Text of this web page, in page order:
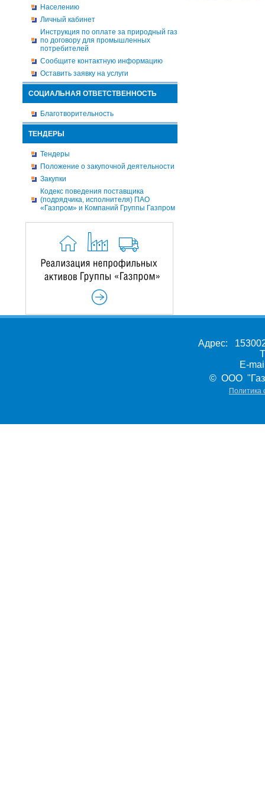
Населению
Личный кабинет
Инструкция по оплате за природный газ
по договору для промышленных
потребителей
Сообщите контактную информацию
Оставить заявку на услуги
СОЦИАЛЬНАЯ ОТВЕТСТВЕННОСТЬ
Благотворительность
ТЕНДЕРЫ
Тендеры
Положение о закупочной деятельности
Закупки
Кодекс поведения поставщика
(подрядчика, исполнителя) ПАО
«Газпром» и Компаний Группы Газпром
Адрес:
E-
© ООО
Политика